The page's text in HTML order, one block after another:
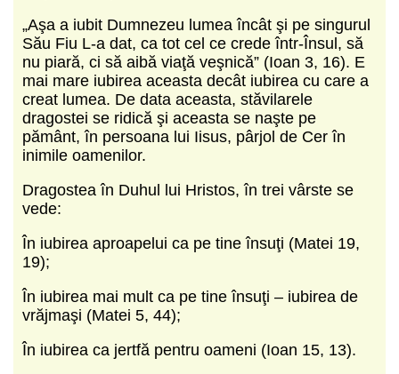
„Aşa a iubit Dumnezeu lumea încât şi pe singurul
Său Fiu L-a dat, ca tot cel ce crede într-Însul, să
nu piară, ci să aibă viaţă veşnică” (Ioan 3, 16). E
mai mare iubirea aceasta decât iubirea cu care a
creat lumea. De data aceasta, stăvilarele
dragostei se ridică şi aceasta se naşte pe
pământ, în persoana lui Iisus, pârjol de Cer în
inimile oamenilor.
Dragostea în Duhul lui Hristos, în trei vârste se
vede:
În iubirea aproapelui ca pe tine însuţi (Matei 19,
19);
În iubirea mai mult ca pe tine însuţi – iubirea de
vrăjmaşi (Matei 5, 44);
În iubirea ca jertfă pentru oameni (Ioan 15, 13).